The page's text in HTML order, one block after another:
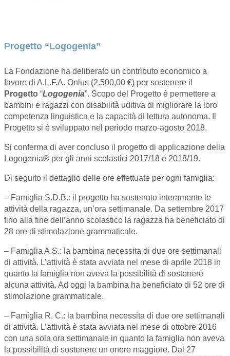
Progetto “Logogenia”
La Fondazione ha deliberato un contributo economico a
favore di A.L.F.A. Onlus (2.500,00 €) per sostenere il
Progetto “Logogenia”. Scopo del Progetto è permettere a
bambini e ragazzi con disabilità uditiva di migliorare la loro
competenza linguistica e la capacità di lettura autonoma. Il
Progetto si è sviluppato nel periodo marzo-agosto 2018.
Si conferma di aver concluso il progetto di applicazione della
Logogenia® per gli anni scolastici 2017/18 e 2018/19.
Di seguito il dettaglio delle ore effettuate per ogni famiglia:
– Famiglia S.D.B.: il progetto ha sostenuto interamente le
attività della ragazza, un’ora settimanale. Da settembre 2017
fino alla fine dell’anno scolastico la ragazza ha beneficiato di
28 ore di stimolazione grammaticale.
– Famiglia A.S.: la bambina necessita di due ore settimanali
di attività. L’attività è stata avviata nel mese di aprile 2018 in
quanto la famiglia non aveva la possibilità di sostenere
alcuna attività. Ad oggi la bambina ha beneficiato di 52 ore di
stimolazione grammaticale.
– Famiglia R. C.: la bambina necessita di due ore settimanali
di attività. L’attività è stata avviata nel mese di ottobre 2016
con una sola ora settimanale in quanto la famiglia non aveva
la possibilità di sostenere un onere maggiore. Dal 27